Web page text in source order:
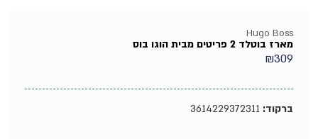
Hugo Boss
מארז בוטלד 2 פריטים מבית הוגו בוס
₪309
ברקוד:3614229372311